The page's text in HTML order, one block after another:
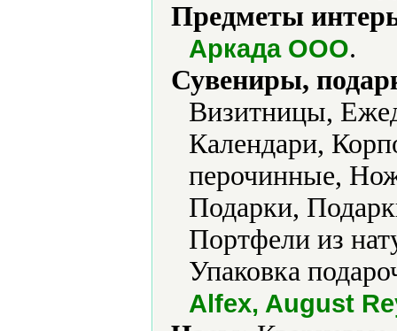
Предметы
Аркада ООО.
Сувениры,
Визитницы,
Календари,
перочинные,
Подарки,
Портфели из
Упаковка
Alfex, August